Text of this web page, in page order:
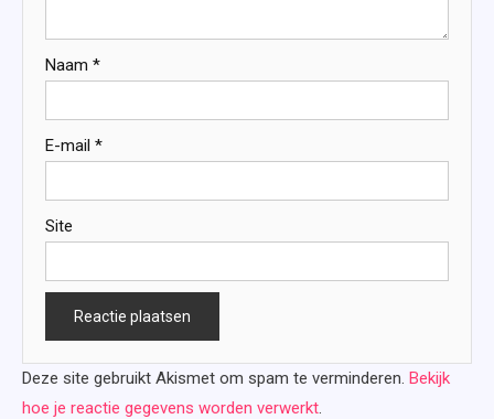
Naam *
E-mail *
Site
Deze site gebruikt Akismet om spam te verminderen. Bekijk
hoe je reactie gegevens worden verwerkt.